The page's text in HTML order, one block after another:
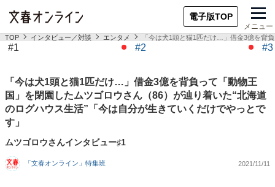
電子版TOP
メニュー
TOP インタビュー／対談 エンタメ 「今は犬1頭と猫1匹だけ…」借金3億を背
#1 #2 #3
「今は犬1頭と猫1匹だけ…」借金3億を背負って「動物王
国」を閉園したムツゴロウさん（86）が辿り着いた“北海道
のログハウス生活”「今は自分が生きていくだけでやっとで
す」
ムツゴロウさんインタビュー♯1
「文春オンライン」特集班 2021/11/11